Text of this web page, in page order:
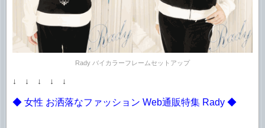
Rady バイカラーフレームセットアップ
↓ ↓ ↓ ↓ ↓
◆ 女性 お洒落なファッション Web通販特集 Rady ◆